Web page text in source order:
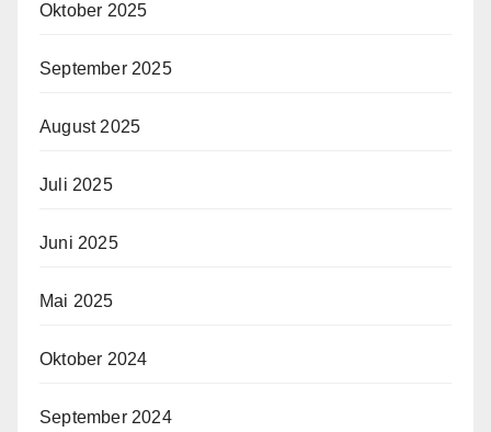
Oktober 2025
September 2025
August 2025
Juli 2025
Juni 2025
Mai 2025
Oktober 2024
September 2024